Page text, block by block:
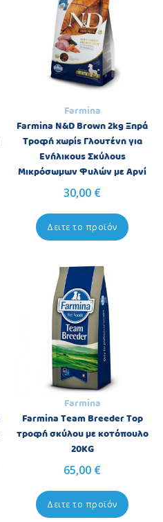
Farmina
Farmina N&D Brown 2kg Ξηρά
Τροφή χωρίς Γλουτένη για
Ενήλικους Σκύλους
Μικρόσωμων Φυλών με Αρνί
30,00 €
Δειτε το προϊόν
Farmina
Farmina Team Breeder Top
τροφή σκύλου με κοτόπουλο
20KG
65,00 €
Δειτε το προϊόν